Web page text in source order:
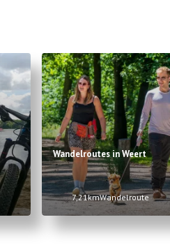
Wandelroutes in Weert
7,21kmWandelroute